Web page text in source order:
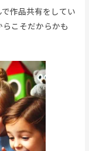
作品共有をしてい
こそだからかも